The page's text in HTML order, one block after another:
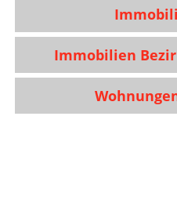
Immobilien